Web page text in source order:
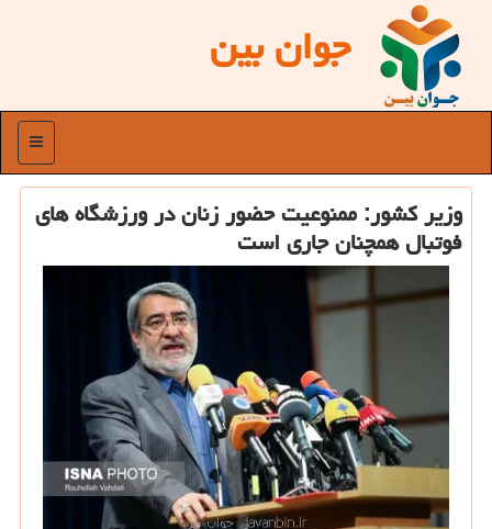
جوان بین
منو
وزیر كشور: ممنوعیت حضور زنان در ورزشگاه های
فوتبال همچنان جاری است